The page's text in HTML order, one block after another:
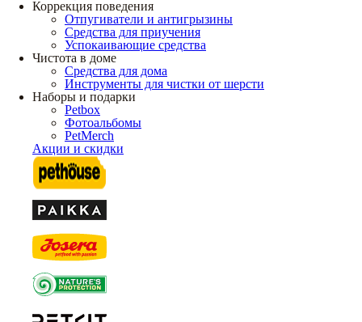
Коррекция поведения
Отпугиватели и антигрызины
Средства для приучения
Успокаивающие средства
Чистота в доме
Средства для дома
Инструменты для чистки от шерсти
Наборы и подарки
Petbox
Фотоальбомы
PetMerch
Акции и скидки